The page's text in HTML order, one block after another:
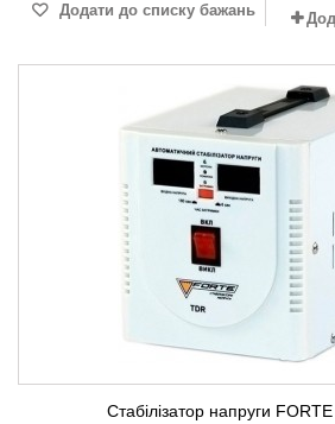
Додати до списку бажань
Стабілізатор напруги